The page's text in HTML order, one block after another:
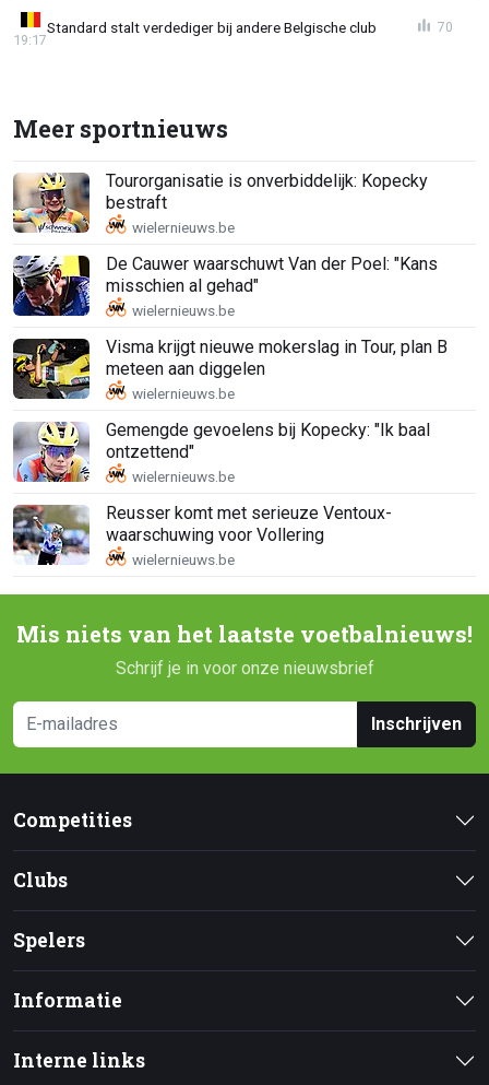
Standard stalt verdediger bij andere Belgische club
19:17
70
Meer sportnieuws
Tourorganisatie is onverbiddelijk: Kopecky
bestraft
De Cauwer waarschuwt Van der Poel: "Kans
misschien al gehad"
Visma krijgt nieuwe mokerslag in Tour, plan B
meteen aan diggelen
Gemengde gevoelens bij Kopecky: "Ik baal
ontzettend"
Reusser komt met serieuze Ventoux-
waarschuwing voor Vollering
Mis niets van het laatste voetbalnieuws!
Schrijf je in voor onze nieuwsbrief
Inschrijven
Competities
Clubs
Spelers
Informatie
Interne links